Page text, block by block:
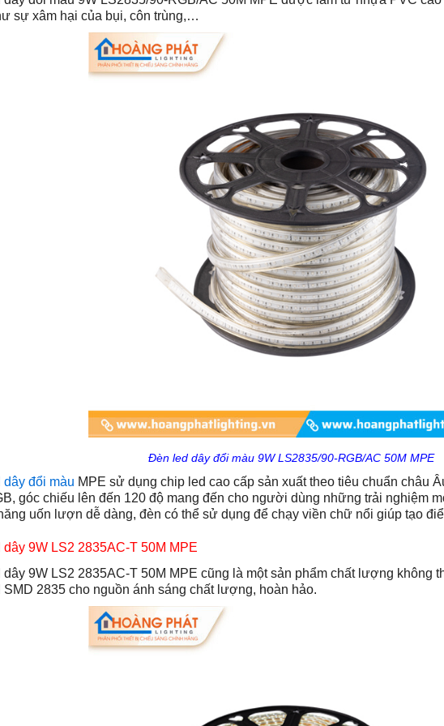
sự xâm hại của bụi, côn trùng,…
Đèn led dây đổi màu 9W LS2835/90-RGB/AC 50M MPE
đổi màu MPE sử dụng chip led cao cấp sản xuất theo tiêu chuẩn châu
góc chiếu lên đến 120 độ mang đến cho người dùng những trải nghiệm
uốn lượn dễ dàng, đèn có thể sử dụng để chạy viền chữ nổi giúp tạo
9W LS2 2835AC-T 50M MPE
9W LS2 2835AC-T 50M MPE cũng là một sản phẩm chất lượng không
SMD 2835 cho nguồn ánh sáng chất lượng, hoàn hảo.